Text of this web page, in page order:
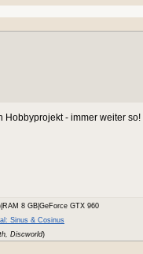
Hobbyprojekt - immer weiter so!
8 GB|GeForce GTX 960
Sinus & Cosinus
Discworld)